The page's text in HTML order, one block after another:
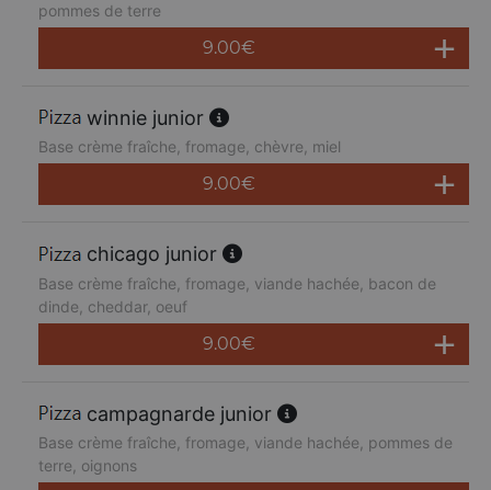
pommes de terre
9.00€
winnie junior
Base crème fraîche, fromage, chèvre, miel
9.00€
chicago junior
Base crème fraîche, fromage, viande hachée, bacon de
dinde, cheddar, oeuf
9.00€
campagnarde junior
Base crème fraîche, fromage, viande hachée, pommes de
terre, oignons